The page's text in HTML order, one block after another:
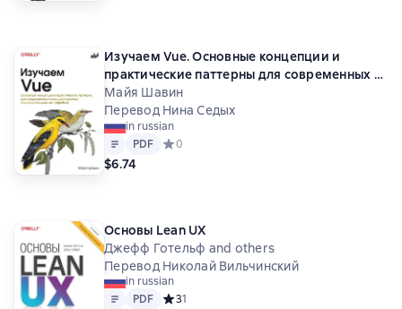
Изучаем Vue. Основные концепции и
практические паттерны для современных и
масштабируемых пользовательских
интерфейсов
Майя Шавин
Перевод Нина Седых
in russian
Text
PDF
PDF Средний рейтинг 0 на основе 0 оценок
0
$6.74
Основы Lean UX
Джефф Готельф and others
Перевод Николай Вильчинский
in russian
Text
PDF
PDF Средний рейтинг 3 на основе 1 оценок
31